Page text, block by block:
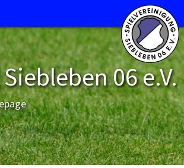
06 e.V.